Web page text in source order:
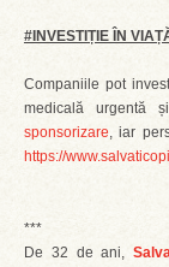
#INVESTIȚIE ÎN
Companiile pot
medicală urgentă
sponsorizare, iar
https://
***
De 32 de ani,